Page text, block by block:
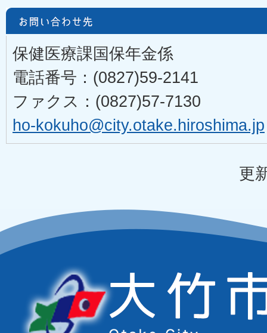
保健医療課国保年金係
電話番号：(0827)59-2141
ファクス：(0827)57-7130
ho-kokuho@city.otake.hiroshima.jp
更